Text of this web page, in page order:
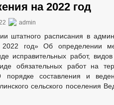
на 2022 год
admin
штатного расписания в
год» Об определении
исправительных работ,
обязательных работ на
порядке составления и
сельского поселения